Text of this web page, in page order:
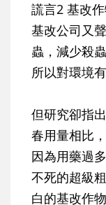
謊言2 基改
基改公司又
蟲，減少殺
所以對環境有
但研究卻指
春用量相比
因為用藥過
不死的超級
白的基改作